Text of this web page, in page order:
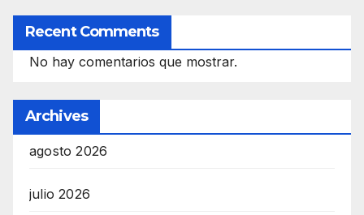
Recent Comments
No hay comentarios que mostrar.
Archives
agosto 2026
julio 2026